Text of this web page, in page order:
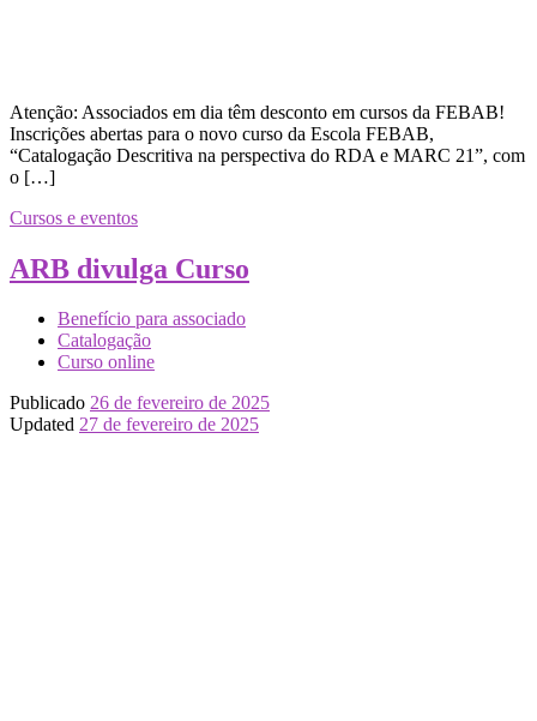
Atenção: Associados em dia têm desconto em cursos da FEBAB!
Inscrições abertas para o novo curso da Escola FEBAB,
“Catalogação Descritiva na perspectiva do RDA e MARC 21”, com
o […]
Cursos e eventos
ARB divulga Curso
Benefício para associado
Catalogação
Curso online
Publicado 26 de fevereiro de 2025
Updated 27 de fevereiro de 2025